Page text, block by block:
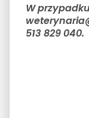
W
513 829 040.